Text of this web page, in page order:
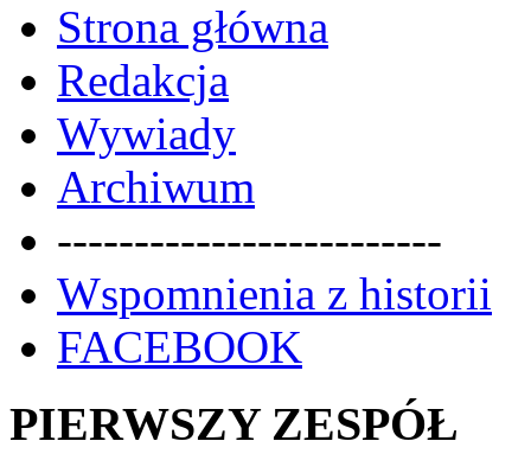
Strona główna
Redakcja
Wywiady
Archiwum
-------------------------
Wspomnienia z historii
FACEBOOK
PIERWSZY ZESPÓŁ